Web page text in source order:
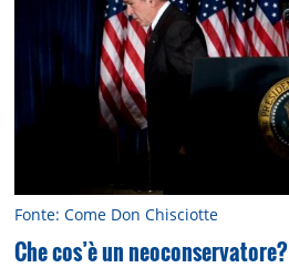
Fonte: Come Don Chisciotte
Che cos’è un neoconservatore?